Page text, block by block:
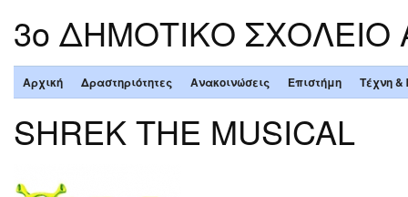
3ο ΔΗΜΟΤΙΚΟ
Αρχική Δραστηριότητες Ανακοινώσεις Επιστήμη Τέχνη &
SHREK THE MUSICAL